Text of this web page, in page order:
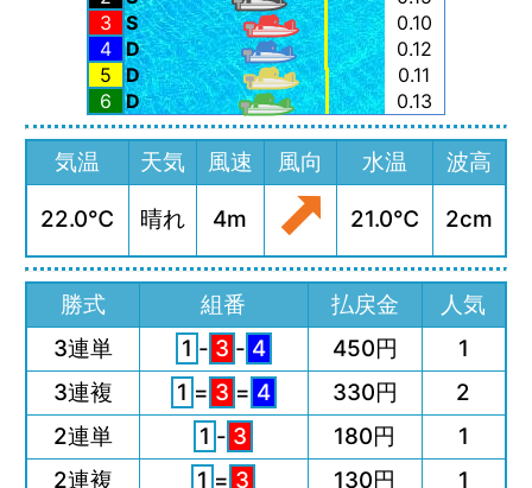
3
S
0.10
4 D
0.12
5
D
0.11
6
D 0.13
気温 天気 風速 風向 水温 波高
22.0℃ 晴れ 4m 21.0℃ 2cm
勝式 組番 払戻金
人気
3連単
1 - 3 - 4 450円
1
3連複
1 = 3 = 4 330円
2
2連単
1 - 3 180円
1
2連複
1 = 3 130円 1